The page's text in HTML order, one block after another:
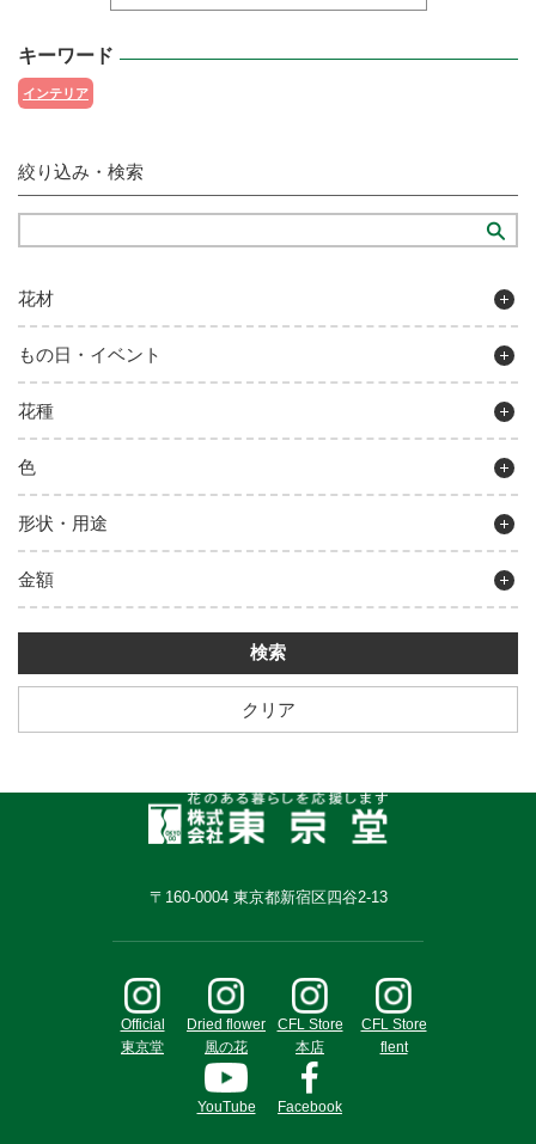
キーワード
インテリア
絞り込み・検索
花材
もの日・イベント
花種
色
形状・用途
金額
クリア
〒160-0004 東京都新宿区四谷2-13
Official
東京堂
Dried flower
風の花
CFL Store
本店
CFL Store
flent
YouTube Facebook